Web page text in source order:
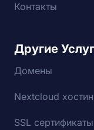
Контакты
Другие
Домены
Nextcloud
SSL сертификаты